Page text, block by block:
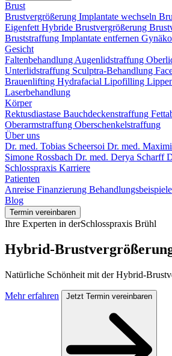
Brust
Brustvergrößerung Implantate wechseln
Eigenfett Hybride Brustvergrößerung
Bruststraffung Implantate entfernen
Gesicht
Faltenbehandlung Augenlidstraffung
Unterlidstraffung Sculptra-Behandlung
Brauenlifting Hydrafacial Lipofilling
Laserbehandlung
Körper
Rektusdiastase Bauchdeckenstraffung
Oberarmstraffung Oberschenkelstraffung
Über uns
Dr. med. Tobias Scheersoi Dr. med.
Simone Rossbach Dr. med. Derya Scharff
Schlosspraxis Karriere
Patienten
Anreise Finanzierung Behandlungsbeispiele
Blog
Termin vereinbaren
Ihre Experten in derSchlosspraxis Brühl
Hybrid-
Natürliche Schönheit mit der Hybrid-
Mehr erfahren Jetzt Termin vereinbaren